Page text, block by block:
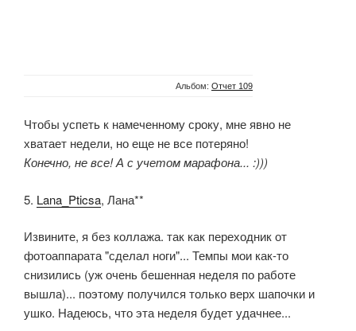
Альбом: Отчет 109
Чтобы успеть к намеченному сроку, мне явно не
хватает недели, но еще не все потеряно!
Конечно, не все! А с учетом марафона... :)))
5. Lana_Pticsa, Лана**
Извините, я без коллажа. так как переходник от
фотоаппарата "сделал ноги"... Темпы мои как-то
снизились (уж очень бешенная неделя по работе
вышла)... поэтому получился только верх шапочки и
ушко. Надеюсь, что эта неделя будет удачнее...